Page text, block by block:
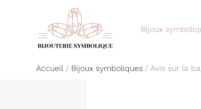
Bijoux
Accueil Bijoux symboliques Avis sur la